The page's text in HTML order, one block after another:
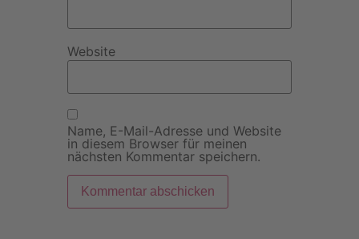
Website
Name, E-Mail-Adresse und Website
in diesem Browser für meinen
nächsten Kommentar speichern.